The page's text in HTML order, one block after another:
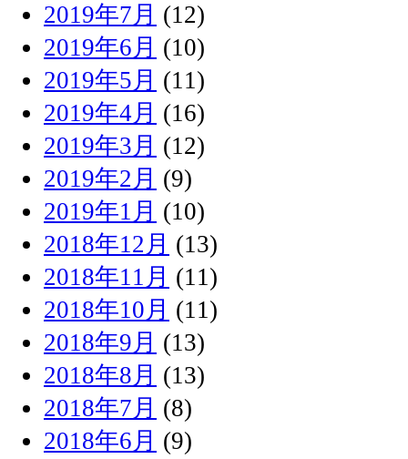
2019年7月 (12)
2019年6月 (10)
2019年5月 (11)
2019年4月 (16)
2019年3月 (12)
2019年2月 (9)
2019年1月 (10)
2018年12月 (13)
2018年11月 (11)
2018年10月 (11)
2018年9月 (13)
2018年8月 (13)
2018年7月 (8)
2018年6月 (9)